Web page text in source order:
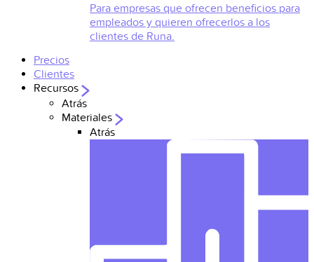
Para empresas que ofrecen beneficios para
empleados y quieren ofrecerlos a los
clientes de Runa.
Precios
Clientes
Recursos
Atrás
Materiales
Atrás